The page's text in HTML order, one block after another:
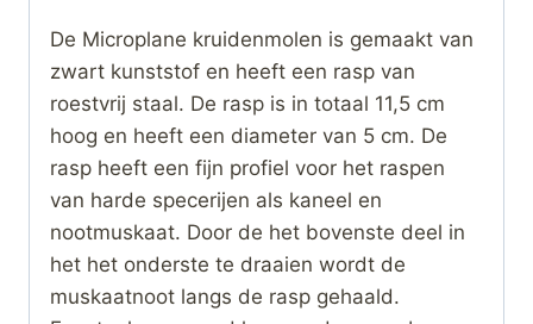
De Microplane kruidenmolen is gemaakt van
zwart kunststof en heeft een rasp van
roestvrij staal. De rasp is in totaal 11,5 cm
hoog en heeft een diameter van 5 cm. De
rasp heeft een fijn profiel voor het raspen
van harde specerijen als kaneel en
nootmuskaat. Door de het bovenste deel in
het het onderste te draaien wordt de
muskaatnoot langs de rasp gehaald.